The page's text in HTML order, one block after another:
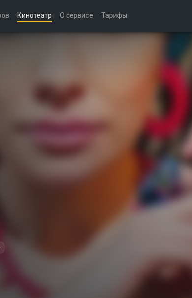
Кинотеатр О сервисе Тарифы